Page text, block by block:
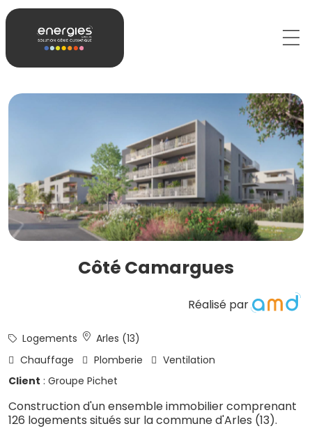
Côté Camargues
Réalisé par
Logements
Arles (13)
Chauffage
Plomberie
Ventilation
Client : Groupe Pichet
Construction d'un ensemble immobilier comprenant
126 logements situés sur la commune d'Arles (13).